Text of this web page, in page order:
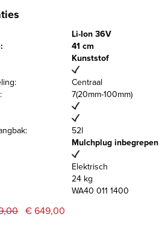
Li-Ion 36V
41 cm
Kunststof
Centraal
7(20mm-100mm)
52l
Mulchplug inbegrepen
Elektrisch
24 kg
WA40 011 1400
€ 649,00